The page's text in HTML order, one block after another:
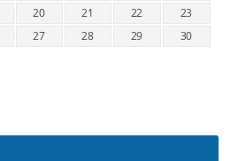
20 21 22
23
27 28 29
30